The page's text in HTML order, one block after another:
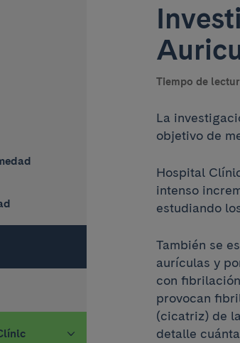
Tiempo de
La
objetivo de
Hospital
intenso
estudiando
También se
aurículas y
con
provocan
(cicatriz) de
detalle